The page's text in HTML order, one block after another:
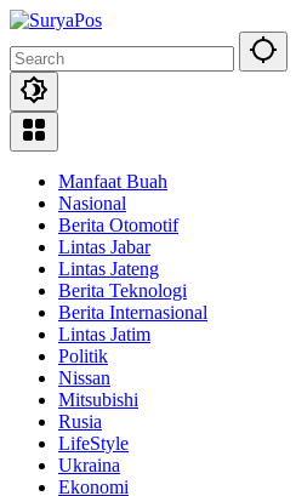
Skip
content
Manfaat Buah
Nasional
Berita Otomotif
Lintas Jabar
Lintas Jateng
Berita Teknologi
Berita Internasional
Lintas Jatim
Politik
Nissan
Mitsubishi
Rusia
LifeStyle
Ukraina
Ekonomi